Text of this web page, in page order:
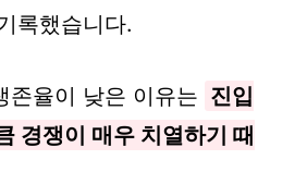
록했습니다.
존율이 낮은 이유는 진입
경쟁이 매우 치열하기 때